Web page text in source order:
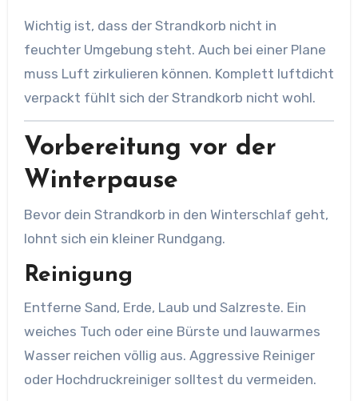
Wichtig ist, dass der Strandkorb nicht in
feuchter Umgebung steht. Auch bei einer Plane
muss Luft zirkulieren können. Komplett luftdicht
verpackt fühlt sich der Strandkorb nicht wohl.
Vorbereitung vor der
Winterpause
Bevor dein Strandkorb in den Winterschlaf geht,
lohnt sich ein kleiner Rundgang.
Reinigung
Entferne Sand, Erde, Laub und Salzreste. Ein
weiches Tuch oder eine Bürste und lauwarmes
Wasser reichen völlig aus. Aggressive Reiniger
oder Hochdruckreiniger solltest du vermeiden.